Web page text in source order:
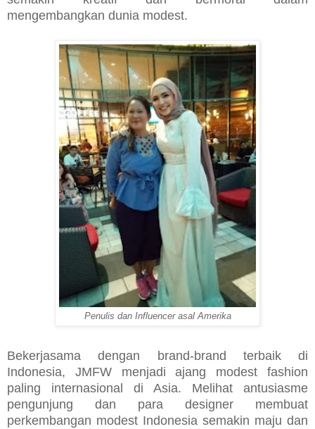
mengembangkan dunia modest.
Penulis dan Influencer asal Amerika
Bekerjasama dengan brand-brand terbaik di
Indonesia, JMFW menjadi ajang modest fashion
paling internasional di Asia. Melihat antusiasme
pengunjung dan para designer membuat
perkembangan modest Indonesia semakin maju dan